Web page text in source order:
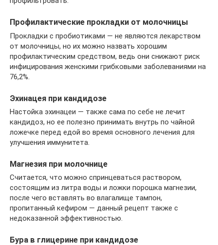
Профилактические прокладки от молочницы
Прокладки с пробиотиками — не являются лекарством
от молочницы, но их можно назвать хорошим
профилактическим средством, ведь они снижают риск
инфицирования женскими грибковыми заболеваниями на
76,2%.
Эхинацея при кандидозе
Настойка эхинацеи — также сама по себе не лечит
кандидоз, но ее полезно принимать внутрь по чайной
ложечке перед едой во время основного лечения для
улучшения иммунитета.
Магнезия при молочнице
Считается, что можно спринцеваться раствором,
состоящим из литра воды и ложки порошка магнезии,
после чего вставлять во влагалище тампон,
пропитанный кефиром — данный рецепт также с
недоказанной эффективностью.
Бура в глицерине при кандидозе